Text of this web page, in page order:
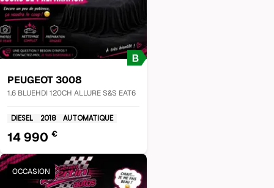
PEUGEOT3008
1.6 BLUEHDI 120CH ALLURE S&S EAT6
DIESEL 2018 AUTOMATIQUE
14 990 €
OCCASION